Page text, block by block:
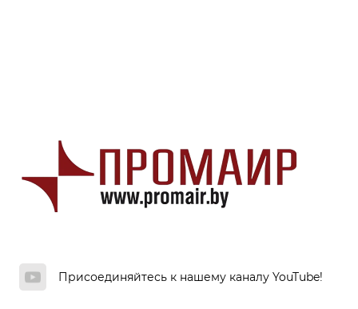
Присоединяйтесь к нашему каналу YouTube!